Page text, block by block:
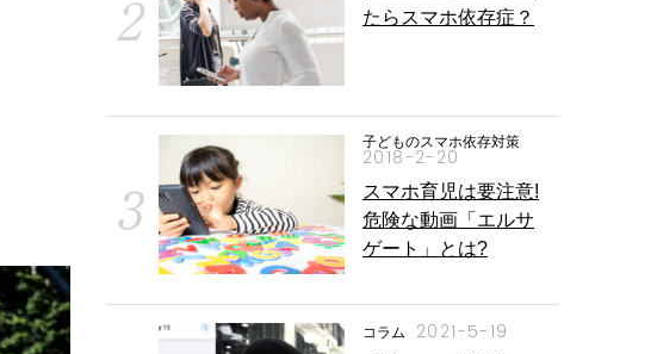
たらスマホ依存症？
子どものスマホ依存対策
2018-2-20
スマホ育児は要注意!
危険な動画「エルサ
ゲート」とは?
コラム 2021-5-19